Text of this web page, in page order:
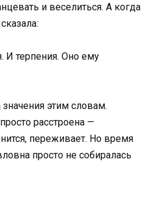
и веселиться. А когда
И терпения. Оно ему
этим словам.
расстроена —
переживает. Но время
просто не собиралась